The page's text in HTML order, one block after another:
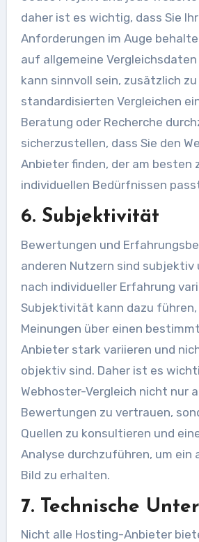
daher ist es wichtig, dass Sie
Anforderungen im Auge
auf allgemeine
kann sinnvoll sein, zusätzlich zu
standardisierten Vergleichen
Beratung oder Recherche
sicherzustellen, dass Sie den
Anbieter finden, der am besten
individuellen Bedürfnissen
6. Subjektivität
Bewertungen und
anderen Nutzern sind subjektiv
nach individueller Erfahrung
Subjektivität kann dazu führen,
Meinungen über einen
Anbieter stark variieren und
objektiv sind. Daher ist es
Webhoster-Vergleich nicht nur
Bewertungen zu vertrauen,
Quellen zu konsultieren und
Analyse durchzuführen, um ein
Bild zu erhalten.
7. Technische
Nicht alle Hosting-Anbieter